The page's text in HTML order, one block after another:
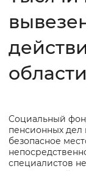
области
Основная
Cоциальный
пенсионных дел
безопасное
специалистов